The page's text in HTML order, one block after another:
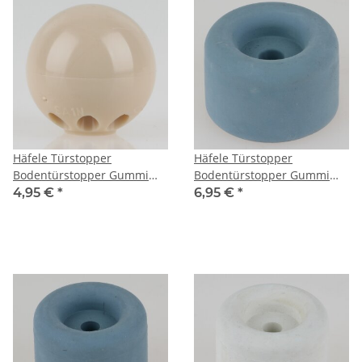
Häfele Türstopper
Bodentürstopper Gummi
beige 35mm zum
4,95 € *
Häfele Türstopper
Bodentürstopper Gummi
TS8 grau-blau 40x25mm
6,95 € *